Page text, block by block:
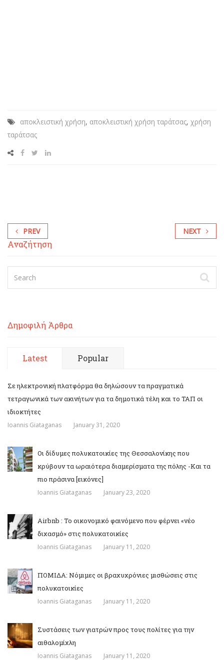
αποκλειστική χρήση, αποκλειστική χρήση ταράτσας, χρήση
ταράτσας
PREV NEXT
Αναζήτηση
Δημοφιλή Άρθρα
Latest Popular
Σε ηλεκτρονική πλατφόρμα θα δηλώσουν τα πραγματικά
τετραγωνικά των ακινήτων για τα δημοτικά τέλη και το ΤΑΠ οι
ιδιοκτήτες
Ioannis Giataganas January 31, 2020
Οι δίδυμες πολυκατοικίες της Θεσσαλονίκης που
κρύβουν τα ωραιότερα διαμερίσματα της πόλης -Και τα
πιο πράσινα [εικόνες]
Ioannis Giataganas January 23, 2020
Airbnb : Το οικονομικό φαινόμενο που φέρνει «νέο
διχασμό» στις πολυκατοικίες
Ioannis Giataganas January 11, 2020
ΠΟΜΙΔΑ: Νόμιμες οι βραχυχρόνιες μισθώσεις στις
πολυκατοικίες
Ioannis Giataganas January 11, 2020
Συστάσεις των γιατρών προς τους πολίτες για την
αιθαλομίχλη
Ioannis Giataganas January 11, 2020